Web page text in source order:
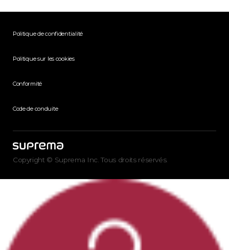
Politique de confidentialité
Politique sur les cookies
Conformité
Code de conduite
Copyright © Suprema Inc. Tous droits réservés.